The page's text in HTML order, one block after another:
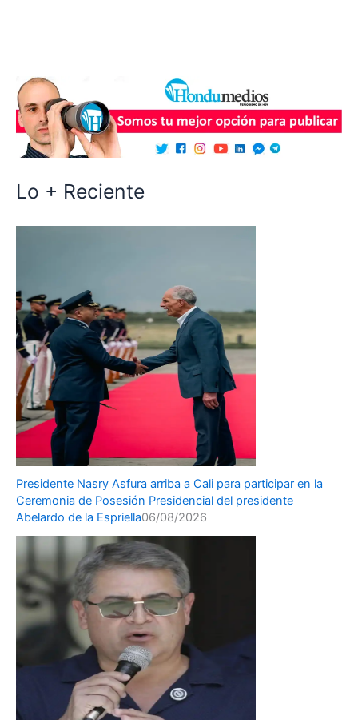
Lo + Reciente
Presidente Nasry Asfura arriba a Cali para participar en la
Ceremonia de Posesión Presidencial del presidente
Abelardo de la Espriella06/08/2026